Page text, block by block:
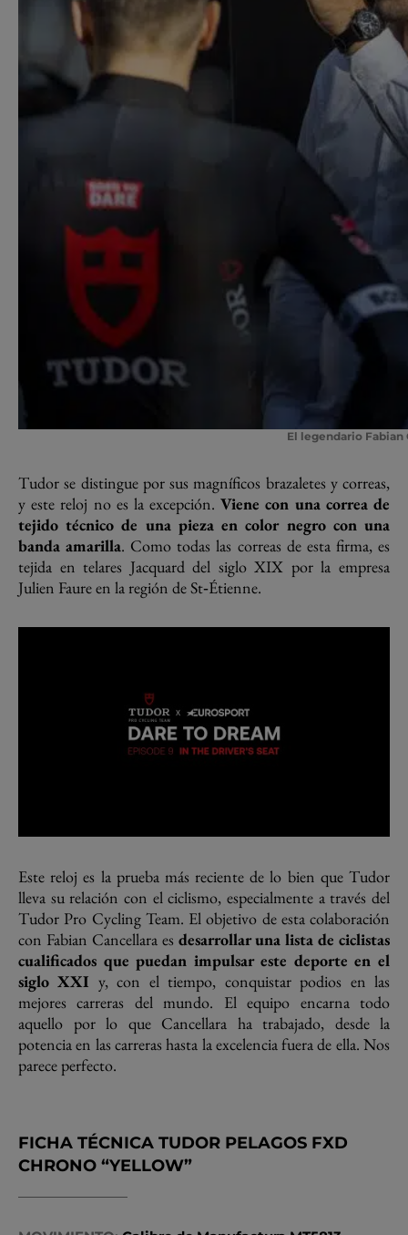
El legendario Fabian
Tudor se distingue por sus magníficos brazaletes y correas,
y este reloj no es la excepción.Viene con una correa de
tejido técnico de una pieza en color negro con una
banda amarilla. Como todas las correas de esta firma, es
tejida en telares Jacquard del siglo XIX por la empresa
Julien Faure en la región de St‑Étienne.
Este reloj es la prueba más reciente de lo bien que Tudor
lleva su relación con el ciclismo, especialmente a través del
Tudor Pro Cycling Team. El objetivo de esta colaboración
con Fabian Cancellara es desarrollar una lista de ciclistas
cualificados que puedan impulsar este deporte en el
siglo XXI y, con el tiempo, conquistar podios en las
mejores carreras del mundo. El equipo encarna todo
aquello por lo que Cancellara ha trabajado, desde la
potencia en las carreras hasta la excelencia fuera de ella. Nos
parece perfecto.
FICHA TÉCNICA TUDOR PELAGOS FXD
CHRONO “YELLOW”